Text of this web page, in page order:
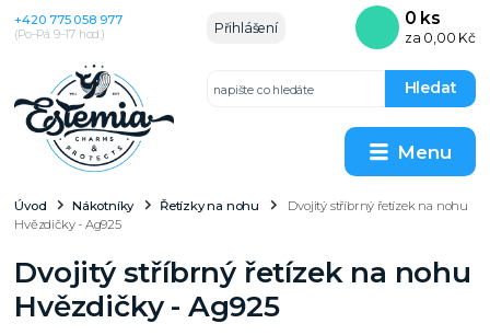
Menu
Přihlášení
Hledat
+420 775 058 977
(Po–Pá 9–17 hod.)
0 ks
za 0,00 Kč
Úvod Nákotníky Řetízky na nohu
Dvojitý stříbrný řetízek na nohu
Hvězdičky - Ag925
Dvojitý stříbrný řetízek na nohu
Hvězdičky - Ag925